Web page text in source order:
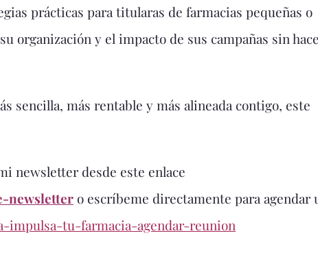
prácticas para titularas de farmacias pequeñas o
organización y el impacto de sus campañas sin
sencilla, más rentable y más alineada contigo, este
newsletter desde este enlace
newsletter o escríbeme directamente para agendar
impulsa-tu-farmacia-agendar-reunion